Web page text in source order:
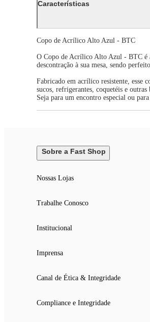
Características
Copo de Acrílico Alto Azul - BTC
O Copo de Acrílico Alto Azul - BTC é
descontração à sua mesa, sendo
Fabricado em acrílico resistente, esse
sucos, refrigerantes, coquetéis e outras
Seja para um encontro especial ou
Sobre a Fast Shop
Nossas Lojas
Trabalhe Conosco
Institucional
Imprensa
Canal de Ética & Integridade
Compliance e Integridade